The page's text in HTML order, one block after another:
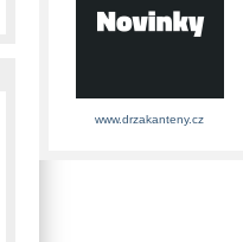
www.drzakanteny.cz